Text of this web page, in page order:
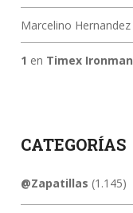
Marcelino
1 en Timex
CATEGORÍAS
@Zapatillas (1.145)